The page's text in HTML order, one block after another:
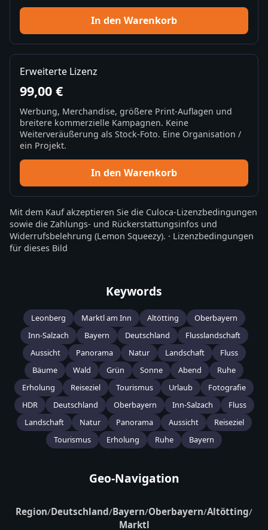
In den Warenkorb
Erweiterte Lizenz
99,00 €
Werbung, Merchandise, größere Print-Auflagen und
breitere kommerzielle Kampagnen. Keine
Weiterveräußerung als Stock-Foto. Eine Organisation /
ein Projekt.
In den Warenkorb
Mit dem Kauf akzeptieren Sie die Culoca-Lizenzbedingungen
sowie die Zahlungs- und Rückerstattungsinfos und
Widerrufsbelehrung (Lemon Squeezy). · Lizenzbedingungen
für dieses Bild
Keywords
Leonberg Marktl am Inn Altötting
Oberbayern
Inn-Salzach
Bayern Deutschland
Flusslandschaft
Aussicht
Panorama Natur Landschaft
Fluss
Bäume
Wald Grün Sonne Abend
Ruhe
Erholung
Reiseziel Tourismus Urlaub
Fotografie
HDR
Deutschland Oberbayern Inn-Salzach
Fluss
Landschaft
Natur Panorama Aussicht
Reiseziel
Tourismus
Erholung Ruhe Bayern
Geo-Navigation
Region/Deutschland/Bayern/Oberbayern/Altötting/
Marktl